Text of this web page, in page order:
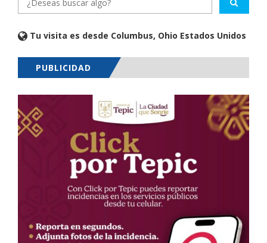
Tu visita es desde Columbus, Ohio Estados Unidos
PUBLICIDAD